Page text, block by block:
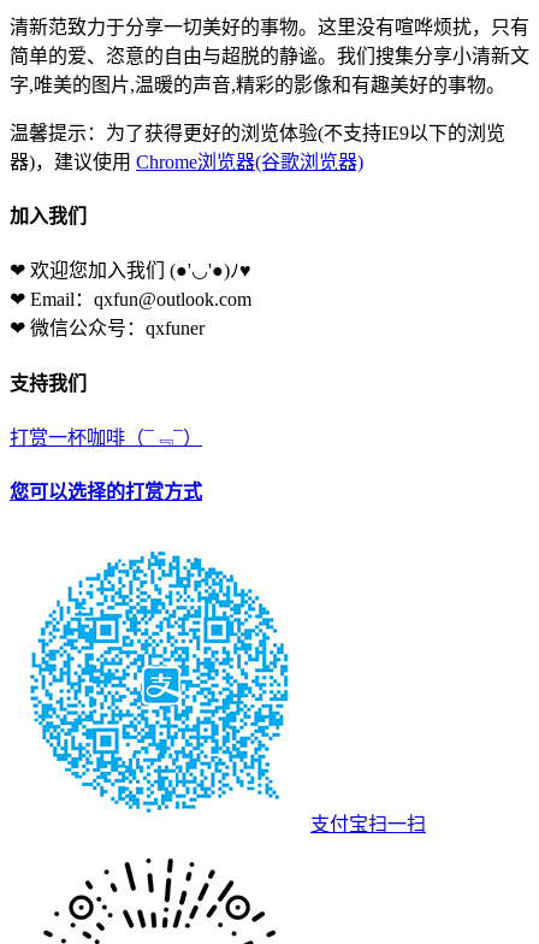
清新范致力于分享一切美好的事物。这里没有喧哗烦扰，只有
简单的爱、恣意的自由与超脱的静谧。我们搜集分享小清新文
字,唯美的图片,温暖的声音,精彩的影像和有趣美好的事物。
温馨提示：为了获得更好的浏览体验(不支持IE9以下的浏览
器)，建议使用 Chrome浏览器(谷歌浏览器)
加入我们
❤ 欢迎您加入我们 (●'◡'●)ﾉ♥
❤ Email：qxfun@outlook.com
❤ 微信公众号：qxfuner
支持我们
打赏一杯咖啡 （¯﹃¯）
您可以选择的打赏方式
支付宝扫一扫